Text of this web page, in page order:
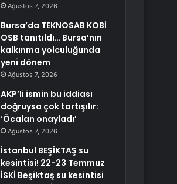
Ağustos 7, 2026
Bursa’da TEKNOSAB KOBİ
OSB tanıtıldı… Bursa’nın
kalkınma yolculuğunda
yeni dönem
Ağustos 7, 2026
AKP’li ismin bu iddiası
doğruysa çok tartışılır:
‘Öcalan onayladı’
Ağustos 7, 2026
İstanbul BEŞİKTAŞ su
kesintisi! 22-23 Temmuz
İSKİ Beşiktaş su kesintisi